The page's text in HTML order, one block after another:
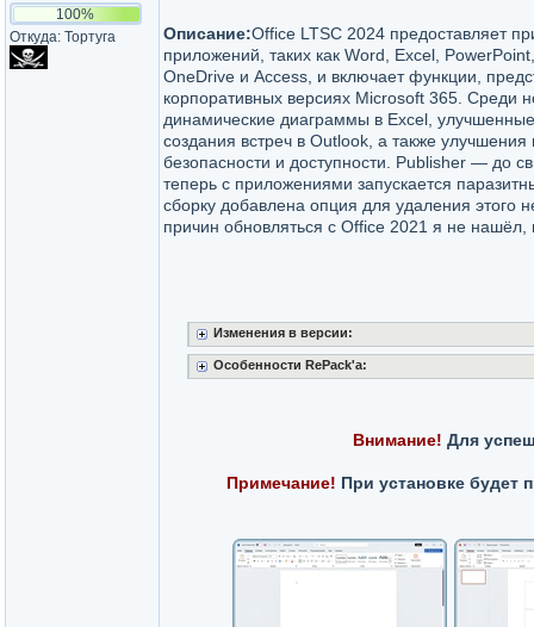
100%
Откуда: Тортуга
Описание:Office LTSC 2024 предоставляет
приложений, таких как Word, Excel,
OneDrive и Access, и включает функции,
корпоративных версиях Microsoft 365. Среди
динамические диаграммы в Excel,
создания встреч в Outlook, а также улучшения
безопасности и доступности. Publisher — до
теперь с приложениями запускается
сборку добавлена опция для удаления этого
причин обновляться с Office 2021 я не нашёл,
Изменения в версии:
Особенности RePack'a:
Внимание! Для
Примечание! При установке будет